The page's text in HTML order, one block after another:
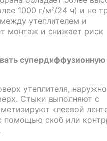
1000 г/м²/24 ч) и не
утеплителем и
монтаж и снижает риск
супердиффузионную
утеплителя,
Стыки выполняют с
клеевой
помощью скоб или